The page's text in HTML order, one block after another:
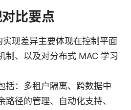
比要点
现差异主要体现在控制平面
制、以及对分布式 MAC 学习
括：多租户隔离、跨数据中
路径的管理、自动化支持、